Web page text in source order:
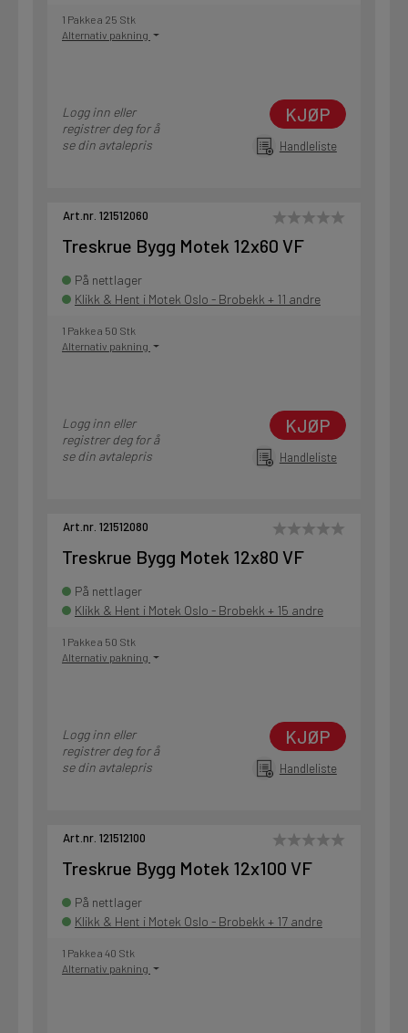
1 Pakke a 25 Stk
Alternativ pakning
Logg inn eller
registrer deg for å
se din avtalepris
KJØP
Handleliste
Art.nr. 121512060
Treskrue Bygg Motek 12x60 VF
På nettlager
Klikk & Hent i Motek Oslo - Brobekk + 11 andre
1 Pakke a 50 Stk
Alternativ pakning
Logg inn eller
registrer deg for å
se din avtalepris
KJØP
Handleliste
Art.nr. 121512080
Treskrue Bygg Motek 12x80 VF
På nettlager
Klikk & Hent i Motek Oslo - Brobekk + 15 andre
1 Pakke a 50 Stk
Alternativ pakning
Logg inn eller
registrer deg for å
se din avtalepris
KJØP
Handleliste
Art.nr. 121512100
Treskrue Bygg Motek 12x100 VF
På nettlager
Klikk & Hent i Motek Oslo - Brobekk + 17 andre
1 Pakke a 40 Stk
Alternativ pakning